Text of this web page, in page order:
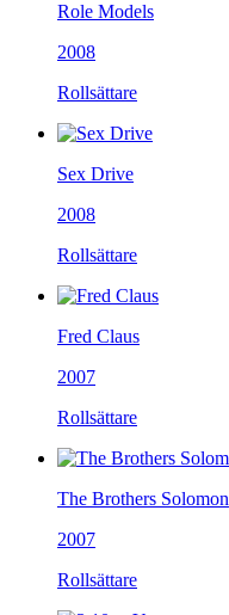
Role Models
2008
Rollsättare
Sex Drive
2008
Rollsättare
Fred Claus
2007
Rollsättare
The Brothers Solomon
2007
Rollsättare